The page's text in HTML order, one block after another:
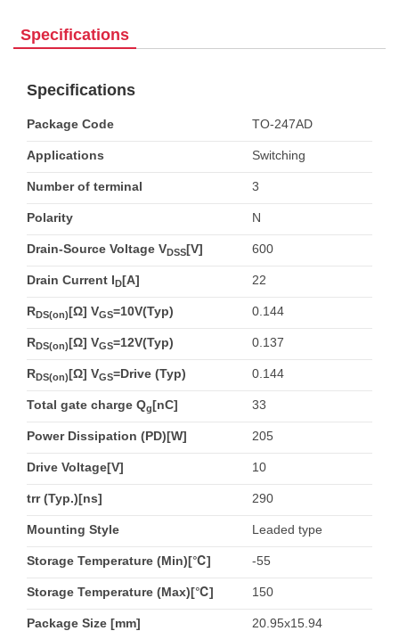
Specifications
Specifications
Package Code TO-247AD
Applications Switching
Number of terminal 3
Polarity N
Drain-Source Voltage VDSS[V] 600
Drain Current ID[A] 22
RDS(on)[Ω] VGS=10V(Typ) 0.144
RDS(on)[Ω] VGS=12V(Typ) 0.137
RDS(on)[Ω] VGS=Drive (Typ) 0.144
Total gate charge Qg[nC] 33
Power Dissipation (PD)[W] 205
Drive Voltage[V] 10
trr (Typ.)[ns] 290
Mounting Style Leaded type
Storage Temperature (Min)[℃] -55
Storage Temperature (Max)[℃] 150
Package Size [mm]
20.95x15.94